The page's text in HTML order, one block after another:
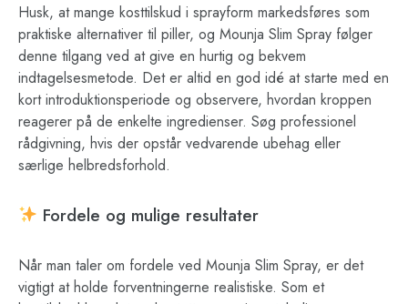
Husk, at mange kosttilskud i sprayform markedsføres som
praktiske alternativer til piller, og Mounja Slim Spray følger
denne tilgang ved at give en hurtig og bekvem
indtagelsesmetode. Det er altid en god idé at starte med en
kort introduktionsperiode og observere, hvordan kroppen
reagerer på de enkelte ingredienser. Søg professionel
rådgivning, hvis der opstår vedvarende ubehag eller
særlige helbredsforhold.
Fordele og mulige resultater
Når man taler om fordele ved Mounja Slim Spray, er det
vigtigt at holde forventningerne realistiske. Som et